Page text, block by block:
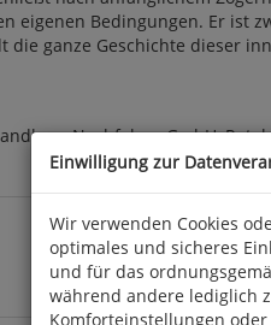
eigenen Bedingungen. Er ist
ganze Geschichte dieser
Nachfolger GmbH,
Einwilligung zur
Wir verwenden Cookies
optimales und sicheres
und für das
während andere lediglich
Komforteinstellungen